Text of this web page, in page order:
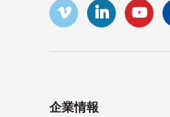
ビメオ ユ
企業情報